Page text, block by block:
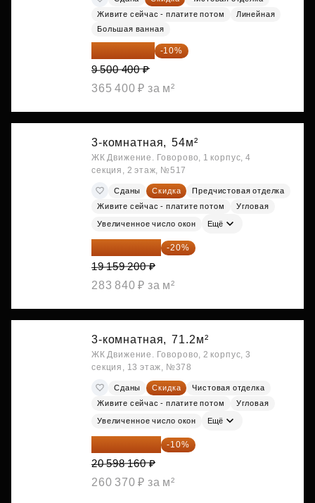
Живите сейчас - платите потом
Линейная
Большая ванная
-10%
9 500 400 ₽
365 400 ₽ за м²
3-комнатная, 54м²
ЖК Движение. Говорово, 1 корпус, 4
секция, 2 этаж, №517
Сданы Скидка
Предчистовая отделка
Живите сейчас - платите потом
Угловая
Увеличенное число окон Ещё
15 327 360 ₽ -20%
19 159 200 ₽
283 840 ₽ за м²
3-комнатная, 71.2м²
ЖК Движение. Говорово, 2 корпус, 3
секция, 13 этаж, №378
Сданы Скидка
Чистовая отделка
Живите сейчас - платите потом
Угловая
Увеличенное число окон Ещё
18 538 344 ₽ -10%
20 598 160 ₽
260 370 ₽ за м²